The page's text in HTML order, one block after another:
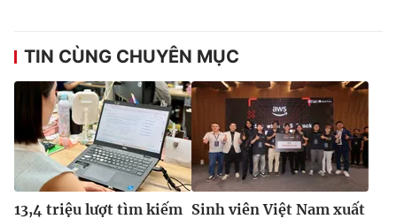
TIN CÙNG CHUYÊN MỤC
13,4 triệu lượt tìm kiếm Sinh viên Việt Nam xuất